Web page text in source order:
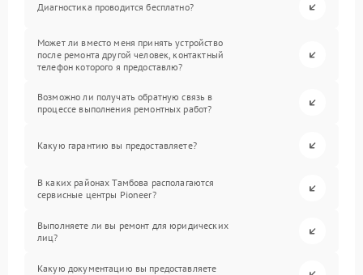
Диагностика проводится бесплатно?
Может ли вместо меня принять устройство
после ремонта другой человек, контактный
телефон которого я предоставлю?
Возможно ли получать обратную связь в
процессе выполнения ремонтных работ?
Какую гарантию вы предоставляете?
В каких районах Тамбова располагаются
сервисные центры Pioneer?
Выполняете ли вы ремонт для юридических
лиц?
Какую документацию вы предоставляете